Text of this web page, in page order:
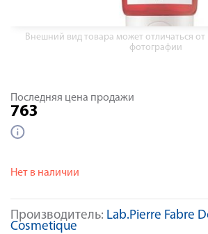
Внешний вид товара может отличаться
фотографии
Производитель: Lab.Pierre Fabre
Cosmetique
Последняя цена продажи
763
Нет в наличии